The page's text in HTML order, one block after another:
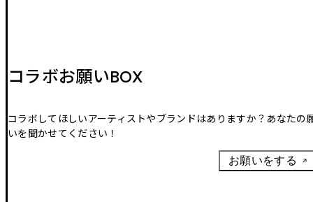
コラボお願いBOX
コラボしてほしいアーティストやブランドはありますか？あなたの
いを聞かせてください！
お願いをする